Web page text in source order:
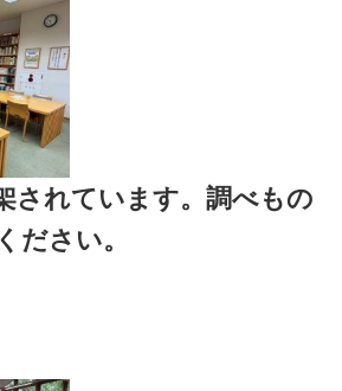
されています。調べもの
ださい。